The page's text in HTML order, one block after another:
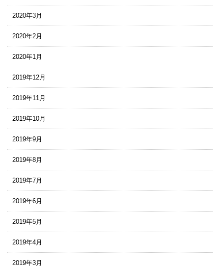
2020年3月
2020年2月
2020年1月
2019年12月
2019年11月
2019年10月
2019年9月
2019年8月
2019年7月
2019年6月
2019年5月
2019年4月
2019年3月